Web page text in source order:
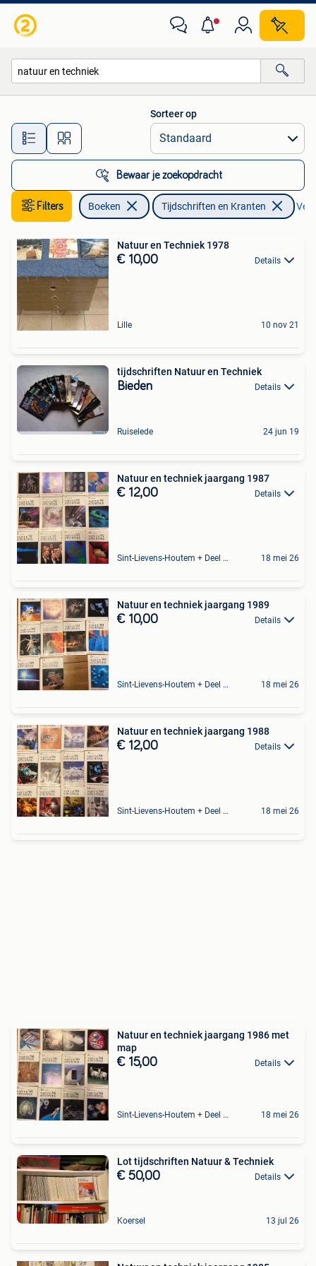
Alle afstanden…
Sorteer op
Bewaar je zoekopdracht
Filters Boeken Tijdschriften en Kranten
Natuur en Techniek 1978
€ 10,00 Details
Lille 10 nov 21
tijdschriften Natuur en Techniek
Bieden Details
Ruiselede 24 jun 19
Natuur en techniek jaargang 1987
€ 12,00 Details
Sint-Lievens-Houtem + Deel Oombergen 18 mei 26
Natuur en techniek jaargang 1989
€ 10,00 Details
Sint-Lievens-Houtem + Deel Oombergen 18 mei 26
Natuur en techniek jaargang 1988
€ 12,00 Details
Sint-Lievens-Houtem + Deel Oombergen 18 mei 26
Natuur en techniek jaargang 1986 met
map
€ 15,00 Details
Sint-Lievens-Houtem + Deel Oombergen 18 mei 26
Lot tijdschriften Natuur & Techniek
€ 50,00 Details
Koersel 13 jul 26